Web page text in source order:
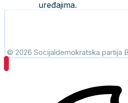
uređajima.
© 2026 Socijaldemokratska partija